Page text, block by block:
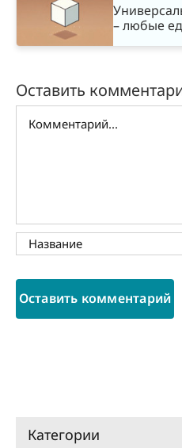
– любые
Оставить
Категории